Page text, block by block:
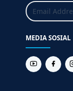
MEDIA SOSIAL